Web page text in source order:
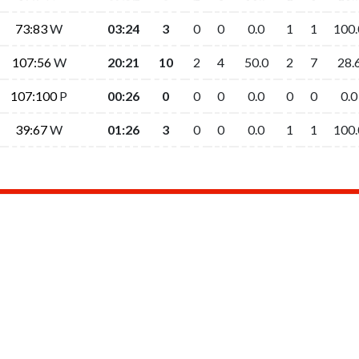
73:83W 03:24 3 0 0 0.0 1 1
107:56W 20:21 10 2 4 50.0 2 7
107:100P 00:26 0 0 0 0.0 0 0 0.0
39:67W 01:26 3 0 0 0.0 1 1
73:83W 03:24 3 0 0 0.0 1 1
107:56W 20:21 10 2 4 50.0 2 7
107:100P 00:26 0 0 0 0.0 0 0 0.0
39:67W 01:26 3 0 0 0.0 1 1